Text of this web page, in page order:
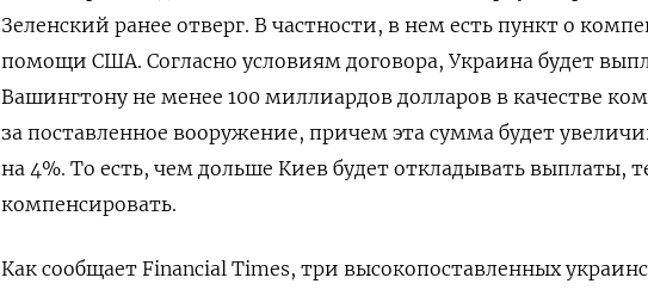
Зеленский ранее отверг. В частности, в нем есть пункт о
помощи США. Согласно условиям договора, Украина будет
Вашингтону не менее 100 миллиардов долларов в качестве
за поставленное вооружение, причем эта сумма будет
на 4%. То есть, чем дольше Киев будет откладывать выплаты,
компенсировать.
Как сообщает Financial Times, три высокопоставленных